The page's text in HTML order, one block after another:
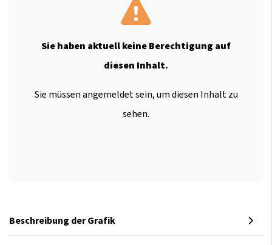
Sie haben aktuell keine Berechtigung auf
diesen Inhalt.
Sie müssen angemeldet sein, um diesen Inhalt zu
sehen.
Beschreibung der Grafik